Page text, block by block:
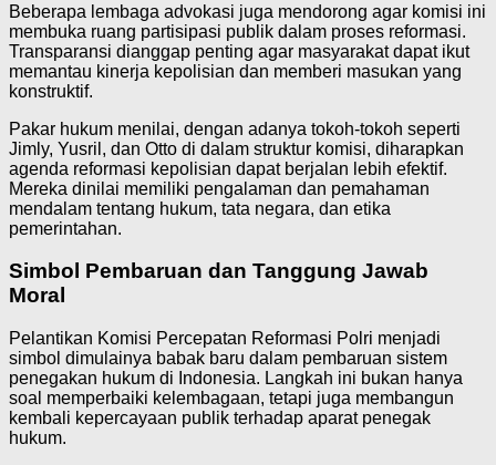
Beberapa lembaga advokasi juga mendorong agar komisi ini
membuka ruang partisipasi publik dalam proses reformasi.
Transparansi dianggap penting agar masyarakat dapat ikut
memantau kinerja kepolisian dan memberi masukan yang
konstruktif.
Pakar hukum menilai, dengan adanya tokoh-tokoh seperti
Jimly, Yusril, dan Otto di dalam struktur komisi, diharapkan
agenda reformasi kepolisian dapat berjalan lebih efektif.
Mereka dinilai memiliki pengalaman dan pemahaman
mendalam tentang hukum, tata negara, dan etika
pemerintahan.
Simbol Pembaruan dan Tanggung Jawab
Moral
Pelantikan Komisi Percepatan Reformasi Polri menjadi
simbol dimulainya babak baru dalam pembaruan sistem
penegakan hukum di Indonesia. Langkah ini bukan hanya
soal memperbaiki kelembagaan, tetapi juga membangun
kembali kepercayaan publik terhadap aparat penegak
hukum.